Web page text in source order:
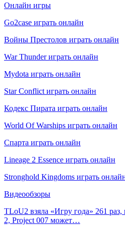
Онлайн игры
Go2case играть онлайн
Войны Престолов играть онлайн
War Thunder играть онлайн
Mydota играть онлайн
Star Conflict играть онлайн
Кодекс Пирата играть онлайн
World Of Warships играть онлайн
Спарта играть онлайн
Lineage 2 Essence играть онлайн
Stronghold Kingdoms играть
Видеообзоры
TLoU2 взяла «Игру года» 261
2, Project 007 может…